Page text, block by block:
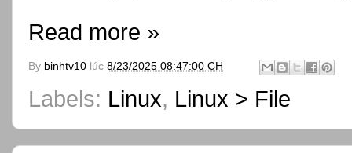
Read more »
By binhtv10 lúc 8/23/2025 08:47:00 CH
Labels: Linux, Linux > File